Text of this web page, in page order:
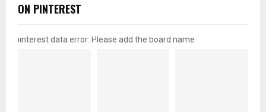
ON PINTEREST
pinterest data error: Please add the board name